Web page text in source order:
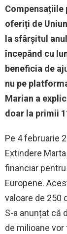
Compensațiile
oferiți de
la sfârșitul
începând cu
beneficia de
nu pe
Marian a
doar la primii
Pe 4 februarie
Extindere
financiar
Europene.
valoare de 250
S-a anunțat că
de milioane